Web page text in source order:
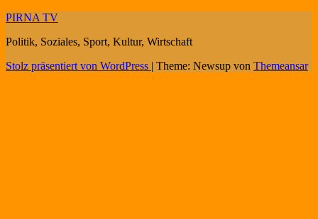
PIRNA TV
Politik, Soziales, Sport, Kultur, Wirtschaft
Stolz präsentiert von WordPress | Theme: Newsup von Themeansar